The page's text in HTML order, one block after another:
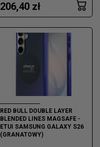
206,40 zł
RED BULL DOUBLE LAYER
BLENDED LINES MAGSAFE -
ETUI SAMSUNG GALAXY S26
(GRANATOWY)